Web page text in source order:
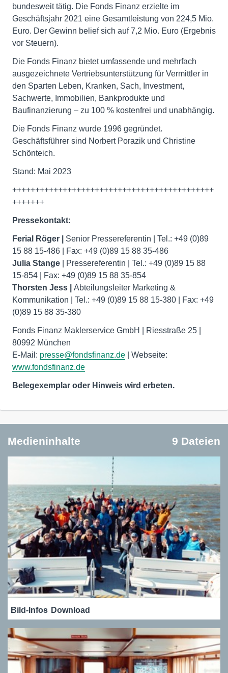
bundesweit tätig. Die Fonds Finanz erzielte im
Geschäftsjahr 2021 eine Gesamtleistung von 224,5 Mio.
Euro. Der Gewinn belief sich auf 7,2 Mio. Euro (Ergebnis
vor Steuern).
Die Fonds Finanz bietet umfassende und mehrfach
ausgezeichnete Vertriebsunterstützung für Vermittler in
den Sparten Leben, Kranken, Sach, Investment,
Sachwerte, Immobilien, Bankprodukte und
Baufinanzierung – zu 100 % kostenfrei und unabhängig.
Die Fonds Finanz wurde 1996 gegründet.
Geschäftsführer sind Norbert Porazik und Christine
Schönteich.
Stand: Mai 2023
++++++++++++++++++++++++++++++++++++++++++++
+++++++
Pressekontakt:
Ferial Röger | Senior Pressereferentin | Tel.: +49 (0)89
Julia Stange | Pressereferentin | Tel.: +49 (0)89 15 88
Thorsten Jess | Abteilungsleiter Marketing &
Kommunikation | Tel.: +49 (0)89 15 88 15-380 | Fax: +49
(0)89 15 88 35-380
Fonds Finanz Maklerservice GmbH | Riesstraße 25 |
80992 München
E-Mail: presse@fondsfinanz.de | Webseite:
www.fondsfinanz.de
Belegexemplar oder Hinweis wird erbeten.
Medieninhalte 9 Dateien
Bild-Infos Download